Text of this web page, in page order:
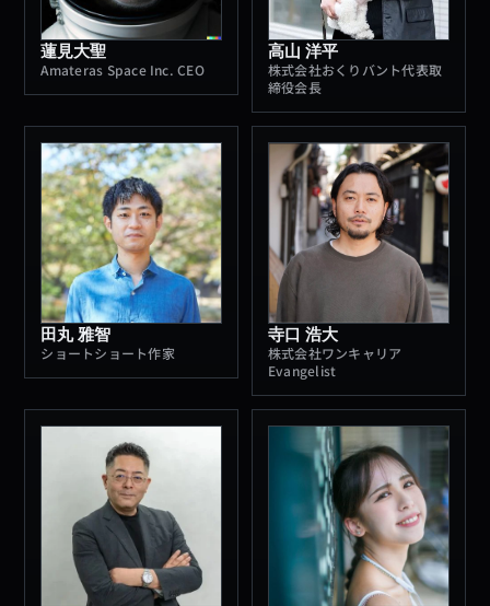
蓮見大聖
Amateras Space Inc. CEO
高山 洋平
株式会社おくりバント代表取
締役会長
田丸 雅智
ショートショート作家
寺口 浩大
株式会社ワンキャリア
Evangelist